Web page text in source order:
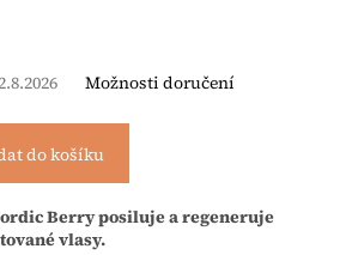
Možnosti doručení
do košíku
Berryposiluje a regeneruje
vlasy.